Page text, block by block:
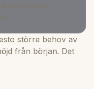
behöver
större behov av
från början. Det